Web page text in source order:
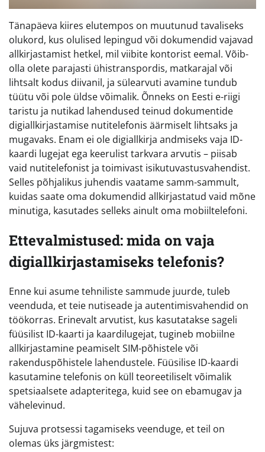
Tänapäeva kiires elutempos on muutunud tavaliseks
olukord, kus olulised lepingud või dokumendid vajavad
allkirjastamist hetkel, mil viibite kontorist eemal. Võib-
olla olete parajasti ühistranspordis, matkarajal või
lihtsalt kodus diivanil, ja sülearvuti avamine tundub
tüütu või pole üldse võimalik. Õnneks on Eesti e-riigi
taristu ja nutikad lahendused teinud dokumentide
digiallkirjastamise nutitelefonis äärmiselt lihtsaks ja
mugavaks. Enam ei ole digiallkirja andmiseks vaja ID-
kaardi lugejat ega keerulist tarkvara arvutis – piisab
vaid nutitelefonist ja toimivast isikutuvastusvahendist.
Selles põhjalikus juhendis vaatame samm-sammult,
kuidas saate oma dokumendid allkirjastatud vaid mõne
minutiga, kasutades selleks ainult oma mobiiltelefoni.
Ettevalmistused: mida on vaja
digiallkirjastamiseks telefonis?
Enne kui asume tehniliste sammude juurde, tuleb
veenduda, et teie nutiseade ja autentimisvahendid on
töökorras. Erinevalt arvutist, kus kasutatakse sageli
füüsilist ID-kaarti ja kaardilugejat, tugineb mobiilne
allkirjastamine peamiselt SIM-põhistele või
rakenduspõhistele lahendustele. Füüsilise ID-kaardi
kasutamine telefonis on küll teoreetiliselt võimalik
spetsiaalsete adapteritega, kuid see on ebamugav ja
vähelevinud.
Sujuva protsessi tagamiseks veenduge, et teil on
olemas üks järgmistest: